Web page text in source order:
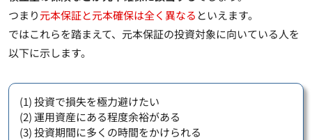
つまり元本保証と元本確保は全く異なる といえます。
ではこれらを踏まえて、元本保証の投資対象に向いている人を
以下に示します。
(1) 投資で損失を極力避けたい
(2) 運用資産にある程度余裕がある
(3) 投資期間に多くの時間をかけられる